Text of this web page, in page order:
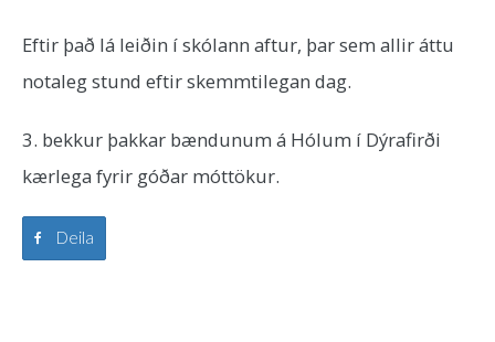
Eftir það lá leiðin í skólann aftur, þar sem allir áttu
notaleg stund eftir skemmtilegan dag.
3. bekkur þakkar bændunum á Hólum í Dýrafirði
kærlega fyrir góðar móttökur.
Deila